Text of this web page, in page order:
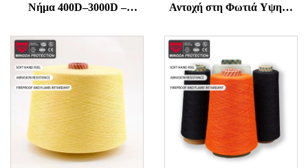
Νήμα 400D–3000D –
Ανθεκτικό σε Φλόγα και
Κοπή για Γάντια, Σχοινιά,
Ραπτικά Προστασίας
Αντοχή στη Φωτιά Υψηλή
Αντιφλεγμονική για Ράπτη
και Πλέξιμο Υψηλής
Δύναμης Τεχνική Γραμμή